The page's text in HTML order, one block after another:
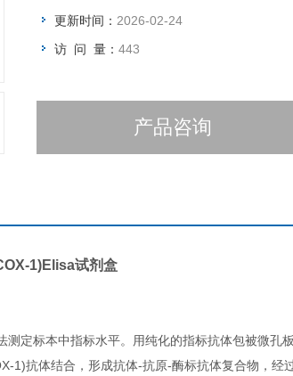
更新时间： 2026-02-24
访 问 量： 443
产品咨询
1)Elisa试剂盒
测定标本中指标水平。用纯化的指标抗体包被微孔
1)抗体结合，形成抗体-抗原-酶标抗体复合物，